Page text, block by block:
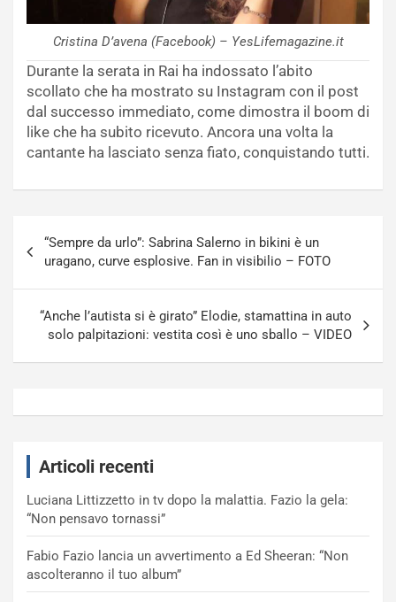
Cristina D’avena (Facebook) – YesLifemagazine.it
Durante la serata in Rai ha indossato l’abito
scollato che ha mostrato su Instagram con il post
dal successo immediato, come dimostra il boom di
like che ha subito ricevuto. Ancora una volta la
cantante ha lasciato senza fiato, conquistando tutti.
articoli
“Sempre da urlo”: Sabrina Salerno in bikini è un
uragano, curve esplosive. Fan in visibilio – FOTO
“Anche l’autista si è girato” Elodie, stamattina in auto
solo palpitazioni: vestita così è uno sballo – VIDEO
Articoli recenti
Luciana Littizzetto in tv dopo la malattia. Fazio la gela:
“Non pensavo tornassi”
Fabio Fazio lancia un avvertimento a Ed Sheeran: “Non
ascolteranno il tuo album”